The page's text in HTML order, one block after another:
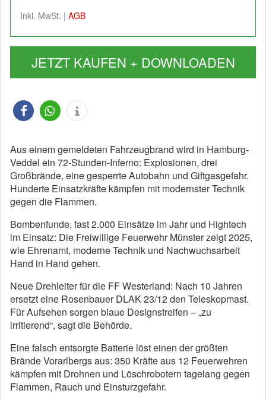
Inkl. MwSt. | AGB
JETZT KAUFEN + DOWNLOADEN
Aus einem gemeldeten Fahrzeugbrand wird in Hamburg-
Veddel ein 72-Stunden-Inferno: Explosionen, drei
Großbrände, eine gesperrte Autobahn und Giftgasgefahr.
Hunderte Einsatzkräfte kämpfen mit modernster Technik
gegen die Flammen.
Bombenfunde, fast 2.000 Einsätze im Jahr und Hightech
im Einsatz: Die Freiwillige Feuerwehr Münster zeigt 2025,
wie Ehrenamt, moderne Technik und Nachwuchsarbeit
Hand in Hand gehen.
Neue Drehleiter für die FF Westerland: Nach 10 Jahren
ersetzt eine Rosenbauer DLAK 23/12 den Teleskopmast.
Für Aufsehen sorgen blaue Designstreifen – „zu
irritierend“, sagt die Behörde.
Eine falsch entsorgte Batterie löst einen der größten
Brände Vorarlbergs aus: 350 Kräfte aus 12 Feuerwehren
kämpfen mit Drohnen und Löschrobotern tagelang gegen
Flammen, Rauch und Einsturzgefahr.